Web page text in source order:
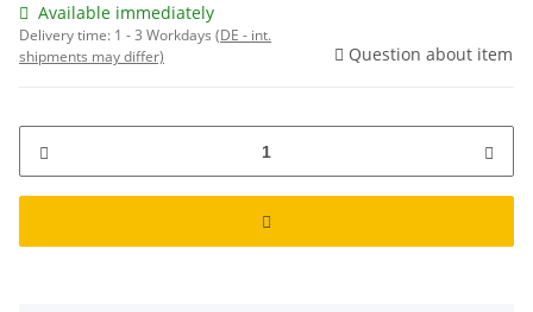
Available immediately
Delivery time: 1 - 3 Workdays (DE - int.
shipments may differ)
Question about item